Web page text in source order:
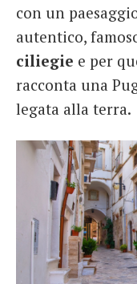
con un
autentico,
ciliegie e per
racconta una
legata alla terra.